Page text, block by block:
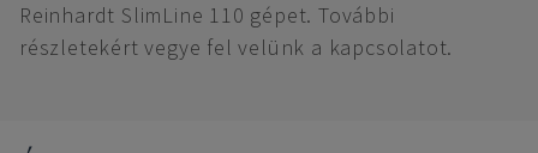
Reinhardt SlimLine 110 gépet. További
részletekért vegye fel velünk a kapcsolatot.